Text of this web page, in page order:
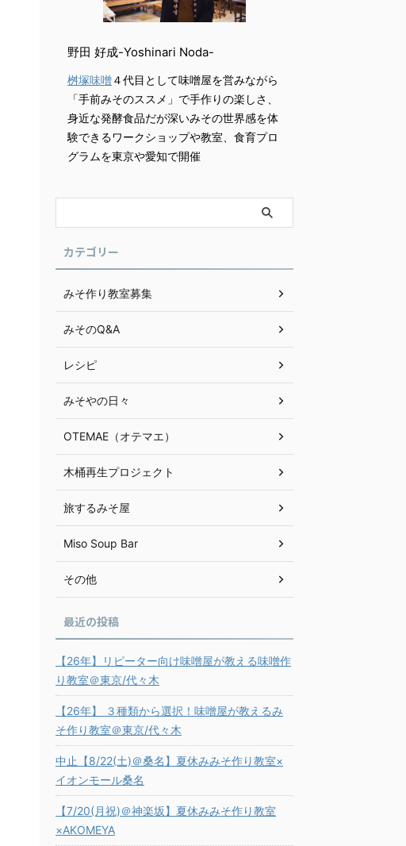
野田 好成-Yoshinari Noda-
桝塚味噌４代目として味噌屋を営みながら
「手前みそのススメ」で手作りの楽しさ、
身近な発酵食品だが深いみその世界感を体
験できるワークショップや教室、食育プロ
グラムを東京や愛知で開催
カテゴリー
みそ作り教室募集
みそのQ&A
レシピ
みそやの日々
OTEMAE（オテマエ）
木桶再生プロジェクト
旅するみそ屋
Miso Soup Bar
その他
最近の投稿
【26年】リピーター向け味噌屋が教える味噌作
り教室＠東京/代々木
【26年】 ３種類から選択！味噌屋が教えるみ
そ作り教室＠東京/代々木
中止【8/22(土)＠桑名】夏休みみそ作り教室×
イオンモール桑名
【7/20(月祝)＠神楽坂】夏休みみそ作り教室
×AKOMEYA